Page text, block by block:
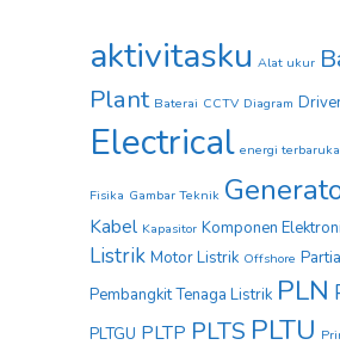
aktivitasku Alat ukur
Plant Baterai CCTV Diagram
Electrical energi
Fisika Gambar Teknik
Kabel Kapasitor Komponen
Listrik Motor Listrik Offshore
Pembangkit Tenaga Listrik PLN
PLTGU PLTP PLTS PLTU